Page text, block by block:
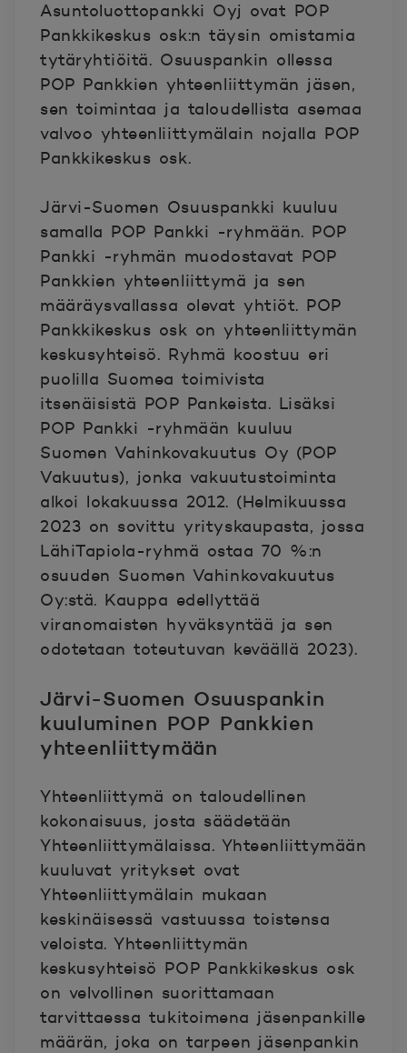
Asuntoluottopankki Oyj ovat POP
Pankkikeskus osk:n täysin omistamia
tytäryhtiöitä. Osuuspankin ollessa
POP Pankkien yhteenliittymän jäsen,
sen toimintaa ja taloudellista asemaa
valvoo yhteenliittymälain nojalla POP
Pankkikeskus osk.
Järvi-Suomen Osuuspankki kuuluu
samalla POP Pankki -ryhmään. POP
Pankki -ryhmän muodostavat POP
Pankkien yhteenliittymä ja sen
määräysvallassa olevat yhtiöt. POP
Pankkikeskus osk on yhteenliittymän
keskusyhteisö. Ryhmä koostuu eri
puolilla Suomea toimivista
itsenäisistä POP Pankeista. Lisäksi
POP Pankki -ryhmään kuuluu
Suomen Vahinkovakuutus Oy (POP
Vakuutus), jonka vakuutustoiminta
alkoi lokakuussa 2012. (Helmikuussa
2023 on sovittu yrityskaupasta, jossa
LähiTapiola-ryhmä ostaa 70 %:n
osuuden Suomen Vahinkovakuutus
Oy:stä. Kauppa edellyttää
viranomaisten hyväksyntää ja sen
odotetaan toteutuvan keväällä 2023).
Järvi-Suomen Osuuspankin
kuuluminen POP Pankkien
yhteenliittymään
Yhteenliittymä on taloudellinen
kokonaisuus, josta säädetään
Yhteenliittymälaissa. Yhteenliittymään
kuuluvat yritykset ovat
Yhteenliittymälain mukaan
keskinäisessä vastuussa toistensa
veloista. Yhteenliittymän
keskusyhteisö POP Pankkikeskus osk
on velvollinen suorittamaan
tarvittaessa tukitoimena jäsenpankille
määrän, joka on tarpeen jäsenpankin